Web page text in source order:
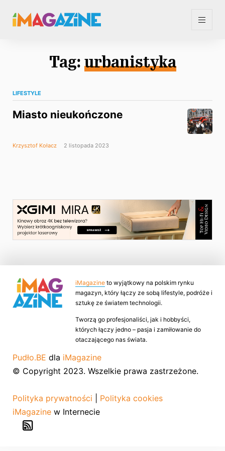
Tag: urbanistyka
LIFESTYLE
Miasto nieukończone
Krzysztof Kołacz 2 listopada 2023
iMagazine to wyjątkowy na polskim rynku
magazyn, który łączy ze sobą lifestyle, podróże i
sztukę ze światem technologii.
Tworzą go profesjonaliści, jak i hobbyści,
których łączy jedno – pasja i zamiłowanie do
otaczającego nas świata.
Pudło.BE dla iMagazine
© Copyright 2023. Wszelkie prawa zastrzeżone.
Polityka prywatności
Polityka cookies
iMagazine w Internecie